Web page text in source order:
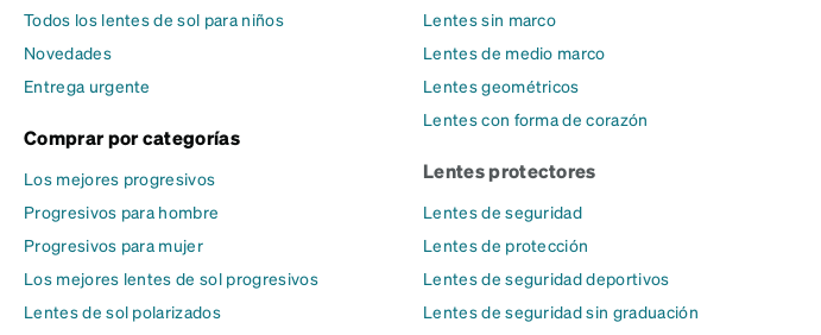
Todos los lentes de sol para niños
Novedades
Entrega urgente
Comprar por categorías
Los mejores progresivos
Progresivos para hombre
Progresivos para mujer
Los mejores lentes de sol progresivos
Lentes de sol polarizados
Lentes sin marco
Lentes de medio marco
Lentes geométricos
Lentes con forma de corazón
Lentes protectores
Lentes de seguridad
Lentes de protección
Lentes de seguridad deportivos
Lentes de seguridad sin graduación